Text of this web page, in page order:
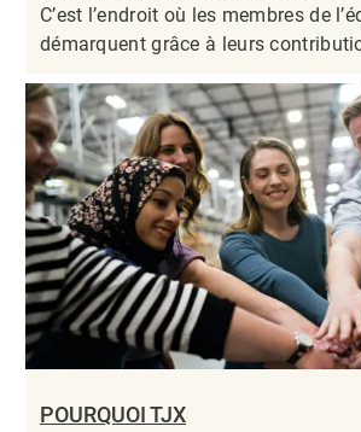
C’est l’endroit où les membres de
démarquent grâce à leurs
POURQUOI TJX